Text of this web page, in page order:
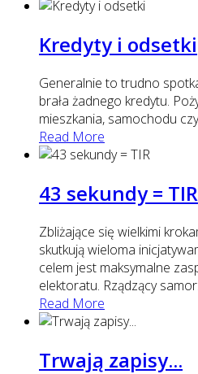
Kredyty i odsetki
Generalnie to trudno
brała żadnego kredytu.
mieszkania, samochodu
Read More
43 sekundy = TIR
Zbliżające się wielkimi
skutkują wieloma
celem jest maksymalne
elektoratu. Rządzący
Read More
Trwają zapisy...